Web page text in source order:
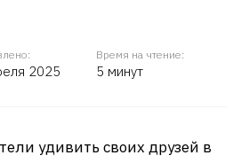
2025
Время на чтение:
5 минут
удивить своих друзей в